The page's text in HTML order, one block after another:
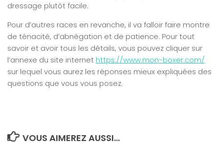
dressage plutôt facile.
Pour d’autres races en revanche, il va falloir faire montre
de ténacité, d’abnégation et de patience. Pour tout
savoir et avoir tous les détails, vous pouvez cliquer sur
l’annexe du site internethttps://www.mon-boxer.com/
sur lequel vous aurez les réponses mieux expliquées des
questions que vous vous posez.
VOUS AIMEREZ AUSSI...